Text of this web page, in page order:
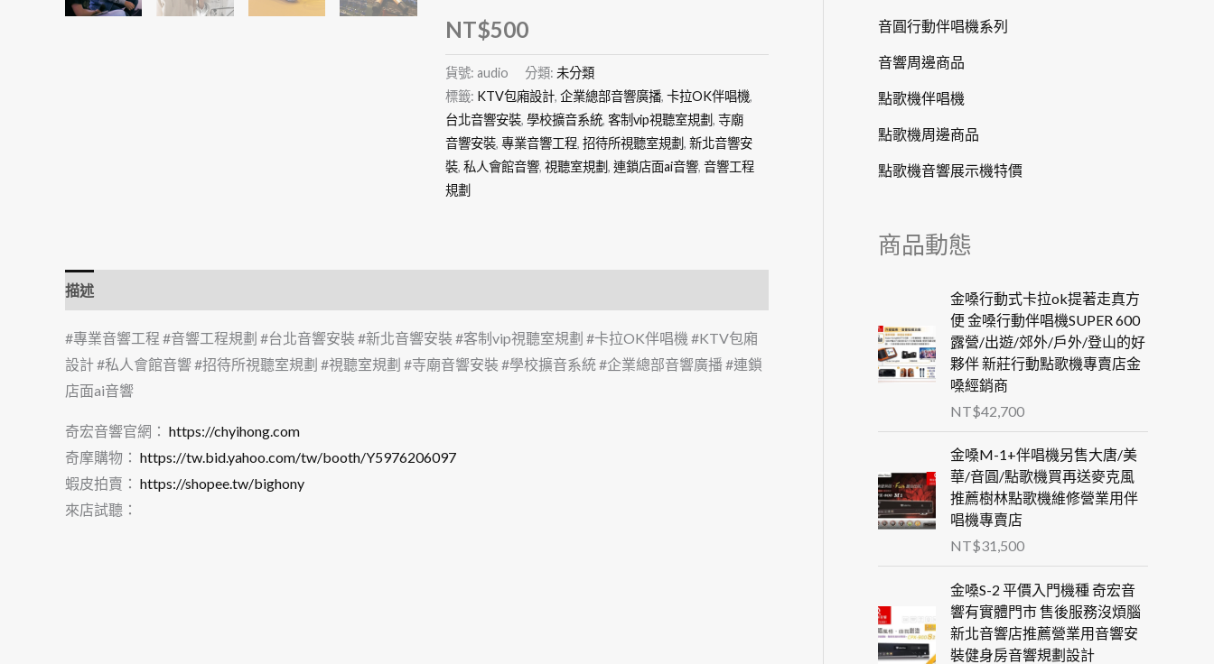
NT$500
貨號: audio 分類: 未分類
標籤: KTV包廂設計, 企業總部音響廣播, 卡拉OK伴唱機,
台北音響安裝, 學校擴音系統, 客制vip視聽室規劃, 寺廟
音響安裝, 專業音響工程, 招待所視聽室規劃, 新北音響安
裝, 私人會館音響, 視聽室規劃, 連鎖店面ai音響, 音響工程
規劃
描述
#專業音響工程 #音響工程規劃 #台北音響安裝 #新北音響安裝 #客制vip視聽室規劃 #卡拉OK伴唱機 #KTV包廂
設計 #私人會館音響 #招待所視聽室規劃 #視聽室規劃 #寺廟音響安裝 #學校擴音系統 #企業總部音響廣播 #連鎖
店面ai音響
奇宏音響官網： https://chyihong.com
奇摩購物： https://tw.bid.yahoo.com/tw/booth/Y5976206097
蝦皮拍賣： https://shopee.tw/bighony
來店試聽：
音圓行動伴唱機系列
音響周邊商品
點歌機伴唱機
點歌機周邊商品
點歌機音響展示機特價
商品動態
金嗓行動式卡拉ok提著走真方
便 金嗓行動伴唱機SUPER 600
露營/出遊/郊外/戶外/登山的好
夥伴 新莊行動點歌機專賣店金
嗓經銷商
NT$42,700
金嗓M-1+伴唱機另售大唐/美
華/音圓/點歌機買再送麥克風
推薦樹林點歌機維修營業用伴
唱機專賣店
NT$31,500
金嗓S-2 平價入門機種 奇宏音
響有實體門市 售後服務沒煩腦
新北音響店推薦營業用音響安
裝健身房音響規劃設計